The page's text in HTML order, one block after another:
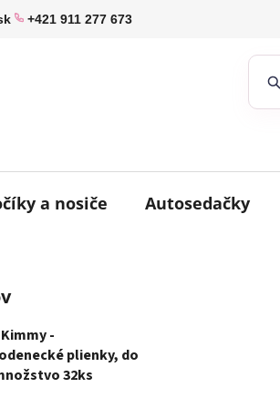
+421 911 277 673
a nosiče Autosedačky
-
plienky, do
32ks